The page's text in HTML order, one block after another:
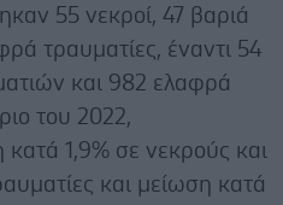
55 νεκροί, 47 βαριά
τραυματίες, έναντι 54
και 982 ελαφρά
του 2022,
1,9% σε νεκρούς και
και μείωση κατά